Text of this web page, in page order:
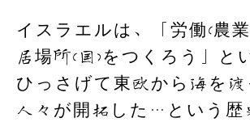
イスラエルは、「労働(農
居場所(国)をつくろう」と
ひっさげて東欧から海を渡
人々が開拓した…という歴